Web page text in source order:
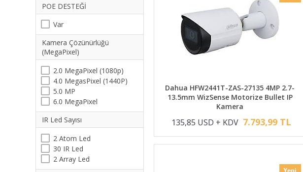
POE DESTEĞİ
Var
Kamera Çözünürlüğü
(MegaPixel)
2.0 MegaPixel (1080p)
4.0 MegasPixel (1440P)
5.0 MP
6.0 MegaPixel
IR Led Sayısı
2 Atom Led
30 IR Led
2 Array Led
Dahua HFW2441T-ZAS-27135 4MP 2.7-
13.5mm WizSense Motorize Bullet IP
Kamera
135,85 USD + KDV 7.793,99 TL